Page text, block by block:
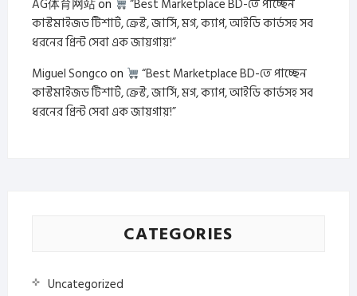
AG体育网站on
“Best Marketplace BD-তে পাচ্ছেন
কাস্টমাইজড টিশার্ট, ক্রেস্ট, জার্সি, মগ, ক্যাপ, আইডি কার্ডসহ সব
ধরনের প্রিন্ট সেবা এক জায়গায়!”
Miguel Songcoon
“Best Marketplace BD-তে পাচ্ছেন
কাস্টমাইজড টিশার্ট, ক্রেস্ট, জার্সি, মগ, ক্যাপ, আইডি কার্ডসহ সব
ধরনের প্রিন্ট সেবা এক জায়গায়!”
CATEGORIES
Uncategorized